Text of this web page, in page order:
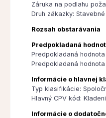
Záruka na podlahu
Druh zákazky:
Rozsah obstarávania
Predpokladaná
Predpokladaná
Predpokladaná
Informácie o hlavnej
Typ klasifikácie:
Hlavný CPV kód:
Informácie o